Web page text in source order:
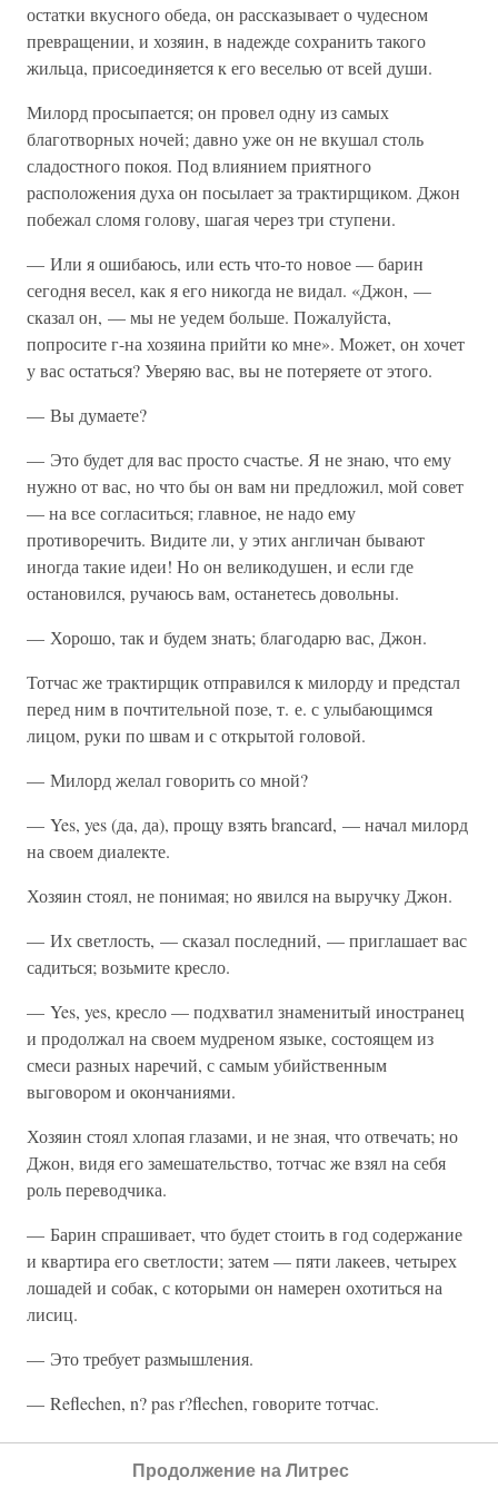
остатки вкусного обеда, он рассказывает о чудесном
превращении, и хозяин, в надежде сохранить такого
жильца, присоединяется к его веселью от всей души.
Милорд просыпается; он провел одну из самых
благотворных ночей; давно уже он не вкушал столь
сладостного покоя. Под влиянием приятного
расположения духа он посылает за трактирщиком. Джон
побежал сломя голову, шагая через три ступени.
— Или я ошибаюсь, или есть что-то новое — барин
сегодня весел, как я его никогда не видал. «Джон, —
сказал он, — мы не уедем больше. Пожалуйста,
попросите г-на хозяина прийти ко мне». Может, он хочет
у вас остаться? Уверяю вас, вы не потеряете от этого.
— Вы думаете?
— Это будет для вас просто счастье. Я не знаю, что ему
нужно от вас, но что бы он вам ни предложил, мой совет
— на все согласиться; главное, не надо ему
противоречить. Видите ли, у этих англичан бывают
иногда такие идеи! Но он великодушен, и если где
остановился, ручаюсь вам, останетесь довольны.
— Хорошо, так и будем знать; благодарю вас, Джон.
Тотчас же трактирщик отправился к милорду и предстал
перед ним в почтительной позе, т. е. с улыбающимся
лицом, руки по швам и с открытой головой.
— Милорд желал говорить со мной?
— Yes, yes (да, да), прощу взять brancard, — начал милорд
на своем диалекте.
Хозяин стоял, не понимая; но явился на выручку Джон.
— Их светлость, — сказал последний, — приглашает вас
садиться; возьмите кресло.
— Yes, yes, кресло — подхватил знаменитый иностранец
и продолжал на своем мудреном языке, состоящем из
смеси разных наречий, с самым убийственным
выговором и окончаниями.
Хозяин стоял хлопая глазами, и не зная, что отвечать; но
Джон, видя его замешательство, тотчас же взял на себя
роль переводчика.
— Барин спрашивает, что будет стоить в год содержание
и квартира его светлости; затем — пяти лакеев, четырех
лошадей и собак, с которыми он намерен охотиться на
лисиц.
— Это требует размышления.
— Reflechen, n? pas r?flechen, говорите тотчас.
— Ну, пятнадцать тысяч франков много будет?
Продолжение на Литрес